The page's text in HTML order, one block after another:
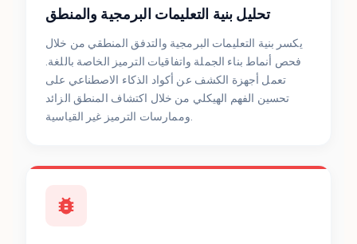
تحليل بنية التعليمات البرمجية والمنطق
يكسر بنية التعليمات البرمجية والتدفق المنطقي من خلال
فحص أنماط بناء الجملة واتفاقيات الترميز الخاصة باللغة.
تعمل أجهزة الكشف عن أكواد الذكاء الاصطناعي على
تحسين الفهم الهيكلي من خلال اكتشاف المنطق الزائد